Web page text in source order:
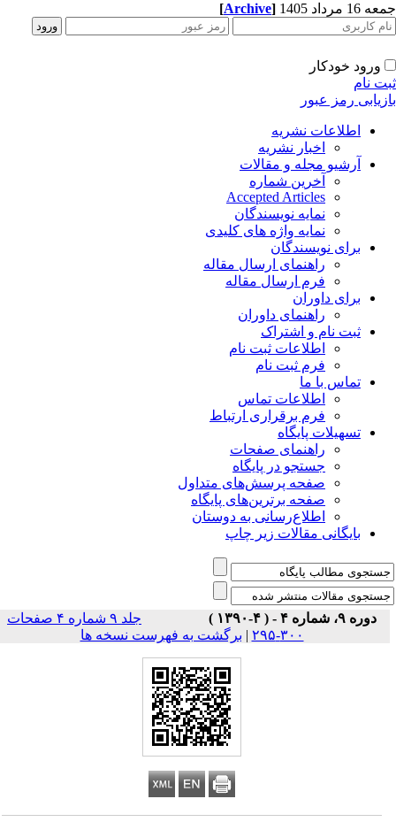
مرداد 1405 [Archive]
ورود خودکار
نام
رمز عبور
اطلاعات نشریه
اخبار نشریه
آرشیو مجله و مقالات
آخرین شماره
Accepted Articles
نمایه نویسندگان
نمایه واژه های کلیدی
برای نویسندگان
راهنمای ارسال مقاله
فرم ارسال مقاله
برای داوران
راهنمای داوران
ثبت نام و اشتراک
اطلاعات ثبت نام
فرم ثبت نام
تماس با ما
اطلاعات تماس
فرم برقراری ارتباط
تسهیلات پایگاه
راهنمای صفحات
جستجو در پایگاه
صفحه پرسش‌های متداول
صفحه برترین‌های پایگاه
اطلاع‌رسانی به دوستان
بایگانی مقالات زیر چاپ
دوره ۹، شماره ۴ - ( ۴-۱۳۹۰ )
جلد ۹ شماره ۴ صفحات
۳۰۰-۲۹۵
|برگشت به فهرست نسخه ها